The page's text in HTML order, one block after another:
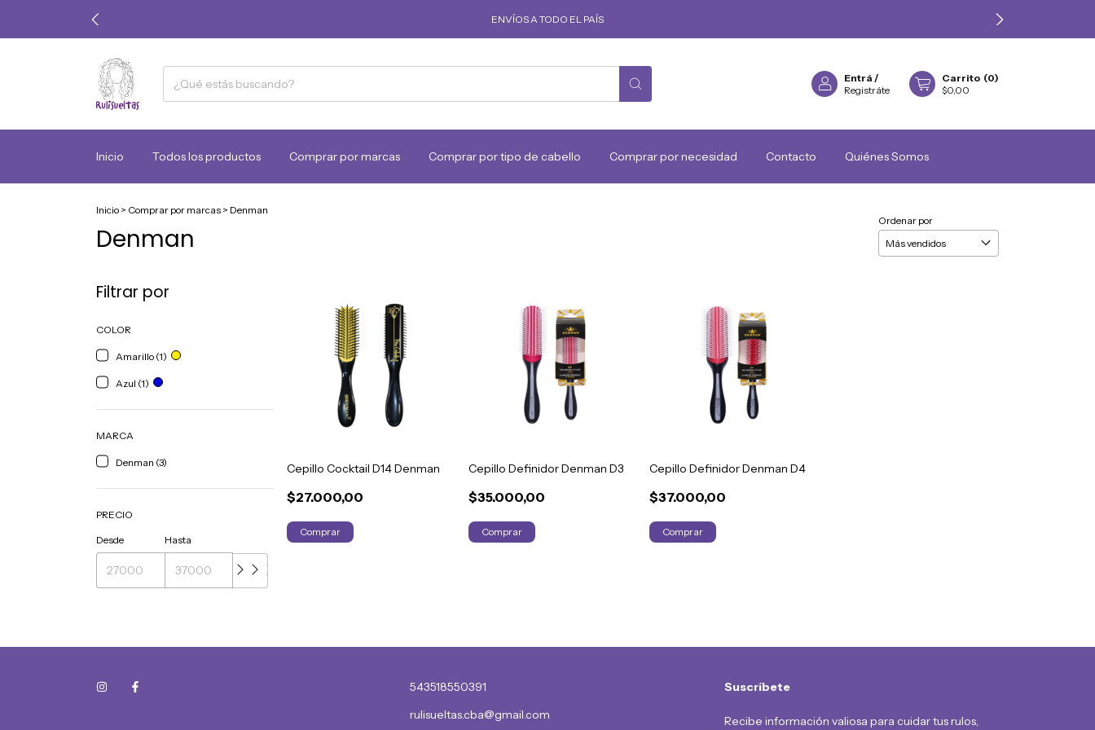
ENVÍOS A TODO EL PAÍS
Entrá /
Registráte
Carrito (0)
$0,00
Inicio Todos los productos Comprar por marcas Comprar por tipo de cabello Comprar por necesidad Contacto Quiénes Somos
Inicio > Comprar por marcas > Denman
Denman
Ordenar por
Filtrar por
COLOR
Amarillo (1)
Azul (1)
MARCA
Denman (3)
PRECIO
Desde Hasta
Cepillo Cocktail D14 Denman
$27.000,00
Comprar
Cepillo Definidor Denman D3
$35.000,00
Cepillo Definidor Denman D4
$37.000,00
543518550391
rulisueltas.cba@gmail.com
Suscríbete
Recibe información valiosa para cuidar tus rulos,